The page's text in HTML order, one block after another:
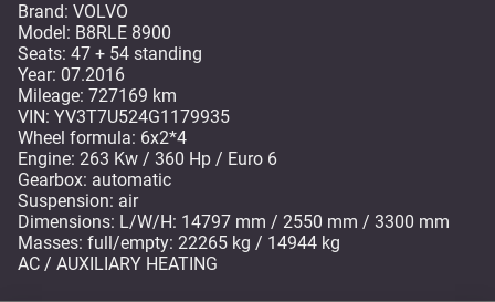
Brand: VOLVO
Model: B8RLE 8900
Seats: 47 + 54 standing
Year: 07.2016
Mileage: 727169 km
VIN: YV3T7U524G1179935
Wheel formula: 6x2*4
Engine: 263 Kw / 360 Hp / Euro 6
Gearbox: automatic
Suspension: air
Dimensions: L/W/H: 14797 mm / 2550 mm / 3300 mm
Masses: full/empty: 22265 kg / 14944 kg
AC / AUXILIARY HEATING